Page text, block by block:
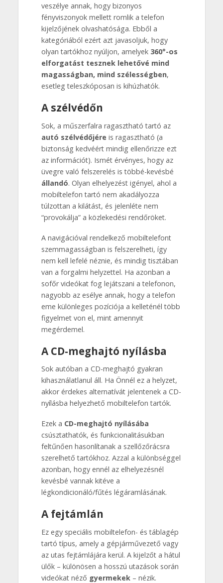
veszélye annak, hogy bizonyos
fényviszonyok mellett romlik a telefon
kijelzőjének olvashatósága. Ebből a
kategóriából ezért azt javasoljuk, hogy
olyan tartókhoz nyúljon, amelyek 360°-os
elforgatást tesznek lehetővé mind
magasságban, mind szélességben,
esetleg teleszkóposan is kihúzhatók.
A szélvédőn
Sok, a műszerfalra ragasztható tartó az
autó szélvédőjére is ragasztható (a
biztonság kedvéért mindig ellenőrizze ezt
az információt). Ismét érvényes, hogy az
üvegre való felszerelés is többé-kevésbé
állandó. Olyan elhelyezést igényel, ahol a
mobiltelefon tartó nem akadályozza
túlzottan a kilátást, és jelenléte nem
“provokálja” a közlekedési rendőröket.
A navigációval rendelkező mobiltelefont
szemmagasságban is felszerelheti, így
nem kell lefelé néznie, és mindig tisztában
van a forgalmi helyzettel. Ha azonban a
sofőr videókat fog lejátszani a telefonon,
nagyobb az esélye annak, hogy a telefon
eme különleges pozíciója a kelleténél több
figyelmet von el, mint amennyit
megérdemel.
A CD-meghajtó nyílásba
Sok autóban a CD-meghajtó gyakran
kihasználatlanul áll. Ha Önnél ez a helyzet,
akkor érdekes alternatívát jelentenek a CD-
nyílásba helyezhető mobiltelefon tartók.
Ezek a CD-meghajtó nyílásába
csúsztathatók, és funkcionalitásukban
feltűnően hasonlítanak a szellőzőrácsra
szerelhető tartókhoz. Azzal a különbséggel
azonban, hogy ennél az elhelyezésnél
kevésbé vannak kitéve a
légkondicionáló/fűtés légáramlásának.
A fejtámlán
Ez egy speciális mobiltelefon- és táblagép
tartó típus, amely a gépjárművezető vagy
az utas fejtámlájára kerül. A kijelzőt a hátul
ülők – különösen a hosszú utazások során
videókat néző gyermekek– nézik.